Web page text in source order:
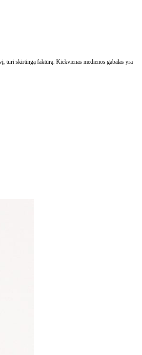
turi skirtingą faktūrą. Kiekvienas medienos gabalas yra